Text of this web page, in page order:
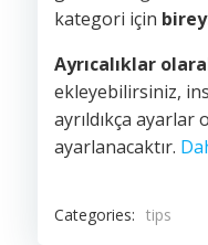
kategori için
Ayrıcalıklar
ekleyebilirsiniz,
ayrıldıkça
ayarlanacaktır.
Categories: tips